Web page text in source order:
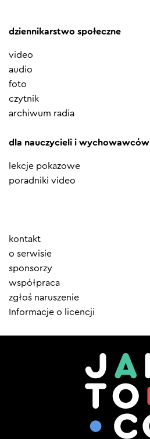
dziennikarstwo społeczne
video
audio
foto
czytnik
archiwum radia
dla nauczycieli i wychowawców
lekcje pokazowe
poradniki video
Element
menu
kontakt
o serwisie
sponsorzy
współpraca
zgłoś naruszenie
Informacje o licencji